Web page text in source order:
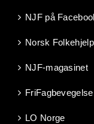
NJF på
Norsk Folkehjelp
NJF-magasinet
FriFagbevegelse
LO Norge